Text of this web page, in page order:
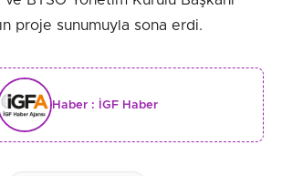
proje sunumuyla sona erdi.
Haber : İGF Haber